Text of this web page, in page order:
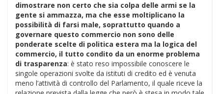
dimostrare non certo che sia colpa delle armi se la
gente si ammazza, ma che esse moltiplicano la
possibilità di farsi male, soprattutto quando a
governare questo commercio non sono delle
ponderate scelte di politica estera ma la logica del
commercio, il tutto condito da un enorme problema
di trasparenza: è stato reso impossibile conoscere le
singole operazioni svolte da istituti di credito ed è venuta
meno l’attività di controllo del Parlamento, il quale riceve la